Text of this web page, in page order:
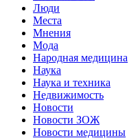
Люди
Места
Мнения
Мода
Народная медицина
Наука
Наука и техника
Недвижимость
Новости
Новости ЗОЖ
Новости медицины